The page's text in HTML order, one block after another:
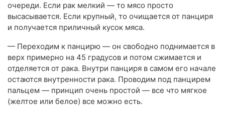
очереди. Если рак мелкий — то мясо просто
высасывается. Если крупный, то очищается от панциря
и получается приличный кусок мяса.
— Переходим к панцирю — он свободно поднимается в
верх примерно на 45 градусов и потом сжимается и
отделяется от рака. Внутри панциря в самом его начале
остаются внутренности рака. Проводим под панцирем
пальцем — принцип очень простой — все что мягкое
(желтое или белое) все можно есть.